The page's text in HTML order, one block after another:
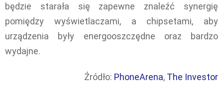
będzie starała się zapewne znaleźć synergię
pomiędzy wyświetlaczami, a chipsetami, aby
urządzenia były energooszczędne oraz bardzo
wydajne.
Źródło: PhoneArena, The Investor